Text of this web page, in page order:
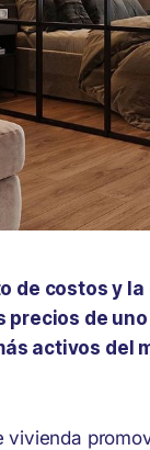
de costos y la
precios de
activos del
vivienda